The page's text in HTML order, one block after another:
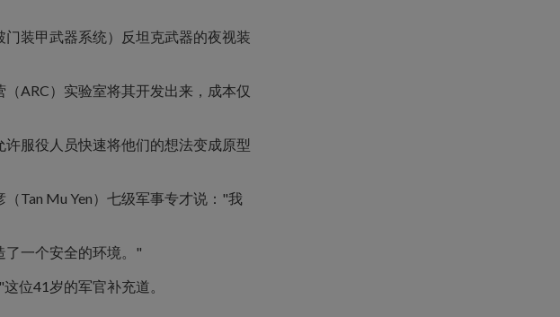
装甲武器系统）反坦克武器的夜视装
ARC）实验室将其开发出来，成本仅
服役人员快速将他们的想法变成原型
Tan Mu Yen）七级军事专才说："我
了一个安全的环境。"
位41岁的军官补充道。